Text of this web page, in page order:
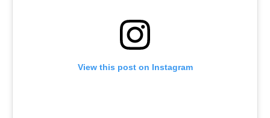
View this post on Instagram